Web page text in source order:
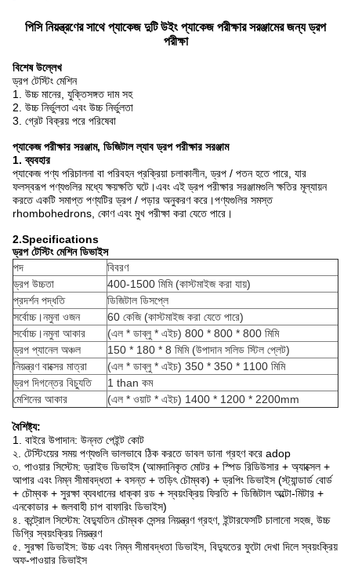
পিসি নিয়ন্ত্রণের সাথে প্যাকেজ দুটি উইং প্যাকেজ পরীক্ষার সরঞ্জামের জন্য ড্রপ
পরীক্ষা
বিশেষ উল্লেখ
ড্রপ টেস্টিং মেশিন
1. উচ্চ মানের, যুক্তিসঙ্গত দাম সহ
2. উচ্চ নির্ভুলতা এবং উচ্চ নির্ভুলতা
3. গ্রেট বিক্রয় পরে পরিষেবা
প্যাকেজ পরীক্ষার সরঞ্জাম, ডিজিটাল ল্যাব ড্রপ পরীক্ষার সরঞ্জাম
1. ব্যবহার
প্যাকেজ পণ্য পরিচালনা বা পরিবহন প্রক্রিয়া চলাকালীন, ড্রপ / পতন হতে পারে, যার
ফলস্বরূপ পণ্যগুলির মধ্যে ক্ষয়ক্ষতি ঘটে।এবং এই ড্রপ পরীক্ষার সরঞ্জামগুলি ক্ষতির মূল্যায়ন
করতে একটি সমাপ্ত পণ্যটির ড্রপ / পড়ার অনুকরণ করে।পণ্যগুলির সমস্ত
rhombohedrons, কোণ এবং মুখ পরীক্ষা করা যেতে পারে।
2.Specifications
ড্রপ টেস্টিং মেশিন ডিভাইস
পদ
বিবরণ
ড্রপ উচ্চতা
400-1500 মিমি (কাস্টমাইজ করা যায়)
প্রদর্শন পদ্ধতি
ডিজিটাল ডিসপ্লে
সর্বোচ্চ।নমুনা ওজন
60 কেজি (কাস্টমাইজ করা যেতে পারে)
সর্বোচ্চ।নমুনা আকার
(এল * ডাব্লু * এইচ) 800 * 800 * 800 মিমি
ড্রপ প্যানেল অঞ্চল
150 * 180 * 8 মিমি (উপাদান সলিড স্টিল প্লেট)
নিয়ন্ত্রণ বাক্সের মাত্রা
(এল * ডাব্লু * এইচ) 350 * 350 * 1100 মিমি
ড্রপ দিগন্তের বিচ্যুতি
1 than কম
মেশিনের আকার
(এল * ওয়াট * এইচ) 1400 * 1200 * 2200mm
বৈশিষ্ট্য:
1. বাইরে উপাদান: উন্নত পেইন্ট কোট
২. টেস্টিংয়ের সময় পণ্যগুলি ভালভাবে ঠিক করতে ডাবল ডানা গ্রহণ করে adop
৩. পাওয়ার সিস্টেম: ড্রাইভ ডিভাইস (আমদানিকৃত মোটর + স্পিড রিডিউসার + অ্যাক্সেল +
আপার এবং নিম্ন সীমাবদ্ধতা + বসন্ত + তড়িৎ চৌম্বক) + ড্রপিং ডিভাইস (স্ট্যান্ডার্ড বোর্ড
+ চৌম্বক + সুরক্ষা ব্যবধানের ধাক্কা রড + স্বয়ংক্রিয় ফিরতি + ডিজিটাল অল্টো-মিটার +
এনকোডার + জলবাহী চাপ বাফারিং ডিভাইস)
৪. কন্ট্রোল সিস্টেম: বৈদ্যুতিন চৌম্বক সেন্সর নিয়ন্ত্রণ গ্রহণ, ইন্টারফেসটি চালানো সহজ, উচ্চ
ডিগ্রি স্বয়ংক্রিয় নিয়ন্ত্রণ
৫. সুরক্ষা ডিভাইস: উচ্চ এবং নিম্ন সীমাবদ্ধতা ডিভাইস, বিদ্যুতের ফুটো দেখা দিলে স্বয়ংক্রিয়
অফ-পাওয়ার ডিভাইস